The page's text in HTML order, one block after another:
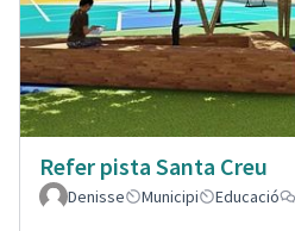
Refer pista Santa Creu
Denisse
Municipi Educació